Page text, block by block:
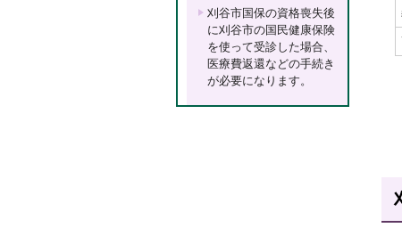
刈谷市国保の資格喪失後
に刈谷市の国民健康保険
を使って受診した場合、
医療費返還などの手続き
が必要になります。